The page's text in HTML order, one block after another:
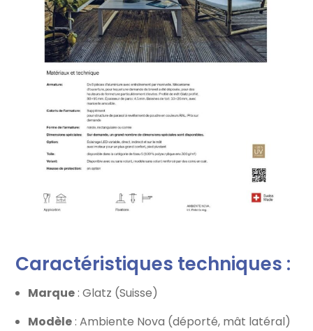
Caractéristiques techniques :
Marque: Glatz (Suisse)
Modèle: Ambiente Nova (déporté, mât latéral)